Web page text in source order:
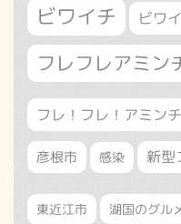
ビワイチ ビワ
フレフレアミン
フレ！フレ！アミン
彦根市 感染 新型
東近江市 湖国のグル